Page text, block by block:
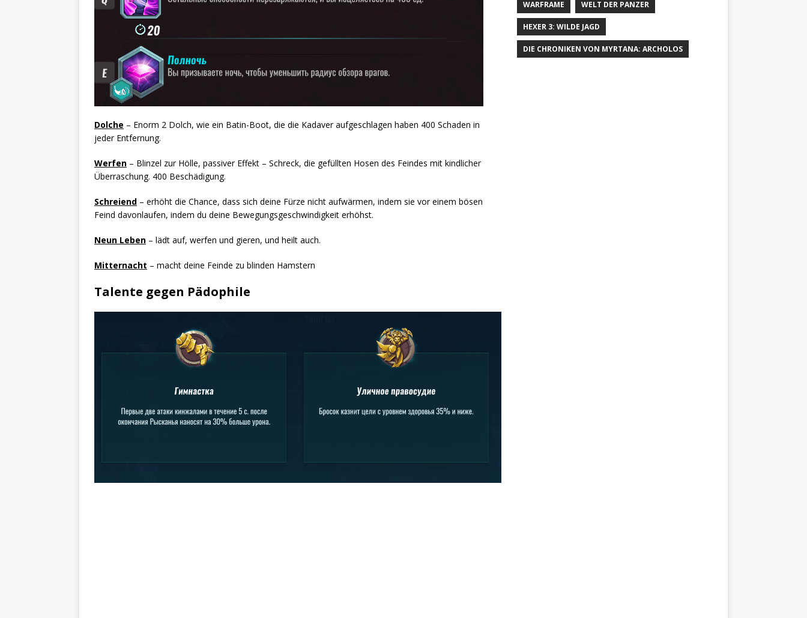
Dolche – Enorm 2 Dolch, wie ein Batin-Boot, die die Kadaver aufgeschlagen haben 400 Schaden in
jeder Entfernung.
Werfen – Blinzel zur Hölle, passiver Effekt – Schreck, die gefüllten Hosen des Feindes mit kindlicher
Überraschung. 400 Beschädigung.
Schreiend – erhöht die Chance, dass sich deine Fürze nicht aufwärmen, indem sie vor einem bösen
Feind davonlaufen, indem du deine Bewegungsgeschwindigkeit erhöhst.
Neun Leben – lädt auf, werfen und gieren, und heilt auch.
Mitternacht – macht deine Feinde zu blinden Hamstern
Talente gegen Pädophile
WARFRAME WELT DER PANZER
HEXER 3: WILDE JAGD
DIE CHRONIKEN VON MYRTANA: ARCHOLOS